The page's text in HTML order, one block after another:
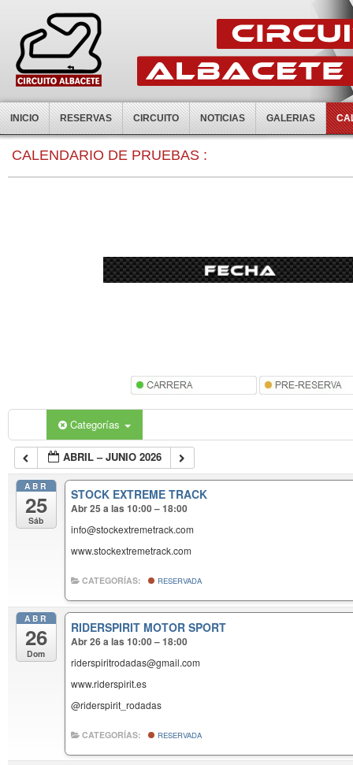
INICIO RESERVAS CIRCUITO NOTICIAS GALERIAS
CALENDARIO DE PRUEBAS :
Categorías
ABRIL – JUNIO 2026
ABR
25
Sáb
STOCK EXTREME TRACK
Abr 25 a las 10:00 – 18:00
info@stockextremetrack.com
www.stockextremetrack.com
CATEGORÍAS: RESERVADA
ABR
26
Dom
RIDERSPIRIT MOTOR SPORT
Abr 26 a las 10:00 – 18:00
riderspiritrodadas@gmail.com
www.riderspirit.es
@riderspirit_rodadas
CATEGORÍAS: RESERVADA